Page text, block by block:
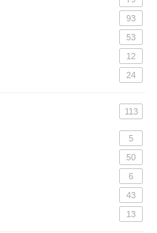
93
53
12
24
113
5
50
6
43
13